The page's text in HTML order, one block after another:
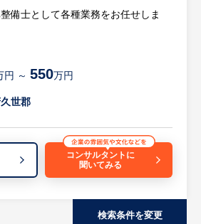
備士として各種業務をお任せしま
ック、バスの点検、修理
ンのオーバーホール
円 ～ 550万円
世郡
コンサルタントに
聞いてみる
検索条件を変更